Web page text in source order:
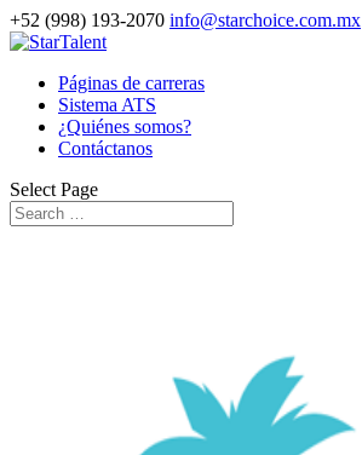
+52 (998) 193-2070 info@starchoice.com.mx
Páginas de carreras
Sistema ATS
¿Quiénes somos?
Contáctanos
Select Page